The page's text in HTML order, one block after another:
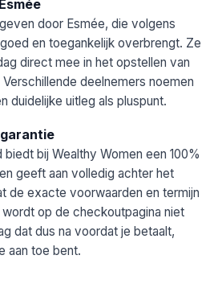
door Esmée, die volgens
en toegankelijk overbrengt. Ze
direct mee in het opstellen van
deelnemers noemen
duidelijke uitleg als pluspunt.
bij Wealthy Women een 100%
geeft aan volledig achter het
de exacte voorwaarden en termijn
wordt op de checkoutpagina niet
dat dus na voordat je betaalt,
aan toe bent.